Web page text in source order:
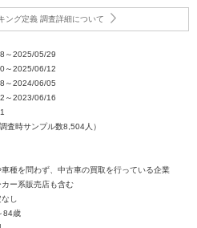
ング定義 調査詳細について
～2025/05/29
～2025/06/12
～2024/06/05
～2023/06/16
査時サンプル数8,504人）
車種を問わず、中古車の買取を行っている企業
ー系販売店も含む
し
84歳